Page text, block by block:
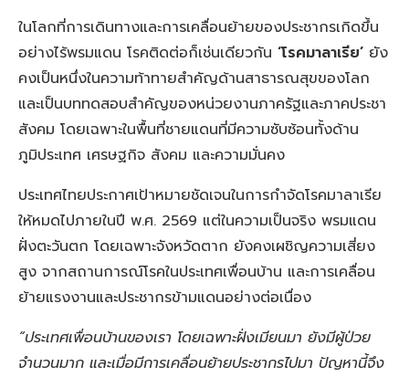
ในโลกที่การเดินทางและการเคลื่อนย้ายของประชากรเกิดขึ้น
อย่างไร้พรมแดน โรคติดต่อก็เช่นเดียวกัน ‘โรคมาลาเรีย’ ยัง
คงเป็นหนึ่งในความท้าทายสำคัญด้านสาธารณสุขของโลก
และเป็นบททดสอบสำคัญของหน่วยงานภาครัฐและภาคประชา
สังคม โดยเฉพาะในพื้นที่ชายแดนที่มีความซับซ้อนทั้งด้าน
ภูมิประเทศ เศรษฐกิจ สังคม และความมั่นคง
ประเทศไทยประกาศเป้าหมายชัดเจนในการกำจัดโรคมาลาเรีย
ให้หมดไปภายในปี พ.ศ. 2569 แต่ในความเป็นจริง พรมแดน
ฝั่งตะวันตก โดยเฉพาะจังหวัดตาก ยังคงเผชิญความเสี่ยง
สูง จากสถานการณ์โรคในประเทศเพื่อนบ้าน และการเคลื่อน
ย้ายแรงงานและประชากรข้ามแดนอย่างต่อเนื่อง
“ประเทศเพื่อนบ้านของเรา โดยเฉพาะฝั่งเมียนมา ยังมีผู้ป่วย
จำนวนมาก และเมื่อมีการเคลื่อนย้ายประชากรไปมา ปัญหานี้จึง